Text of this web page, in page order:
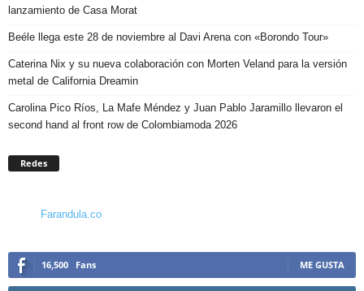
lanzamiento de Casa Morat
Beéle llega este 28 de noviembre al Davi Arena con «Borondo Tour»
Caterina Nix y su nueva colaboración con Morten Veland para la versión
metal de California Dreamin
Carolina Pico Ríos, La Mafe Méndez y Juan Pablo Jaramillo llevaron el
second hand al front row de Colombiamoda 2026
Redes
Farandula.co
16,500 Fans ME GUSTA